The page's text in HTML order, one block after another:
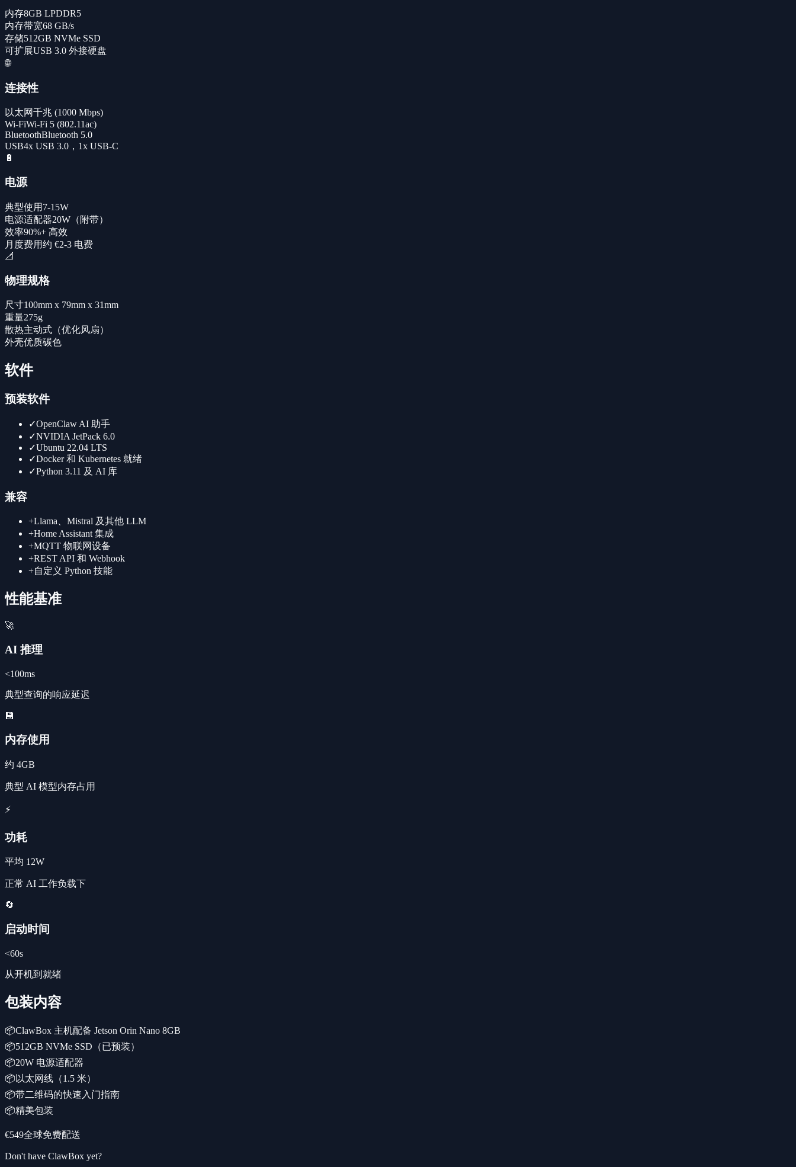
内存8GB LPDDR5
内存带宽68 GB/s
存储512GB NVMe SSD
可扩展USB 3.0 外接硬盘
🌐
连接性
以太网千兆 (1000 Mbps)
Wi-FiWi-Fi 5 (802.11ac)
BluetoothBluetooth 5.0
USB4x USB 3.0，1x USB-C
🔋
电源
典型使用 7-15W
电源适配器20W（附带）
效率90%+ 高效
月度费用约 €2-3 电费
📐
物理规格
尺寸100mm x 79mm x 31mm
重量275g
散热主动式（优化风扇）
外壳优质碳色
软件
预装软件
✓OpenClaw AI 助手
✓NVIDIA JetPack 6.0
✓Ubuntu 22.04 LTS
✓Docker 和 Kubernetes 就绪
✓Python 3.11 及 AI 库
兼容
+Llama、Mistral 及其他 LLM
+Home Assistant 集成
+MQTT 物联网设备
+REST API 和 Webhook
+自定义 Python 技能
性能基准
🚀
AI 推理
<100ms
典型查询的响应延迟
💾
内存使用
约 4GB
典型 AI 模型内存占用
⚡
功耗
平均 12W
正常 AI 工作负载下
🔄
启动时间
<60s
从开机到就绪
包装内容
📦ClawBox 主机配备 Jetson Orin Nano 8GB
📦512GB NVMe SSD（已预装）
📦20W 电源适配器
📦 以太网线（1.5 米）
📦带二维码的快速入门指南
📦精美包装
€549全球免费配送
Don't have ClawBox yet?